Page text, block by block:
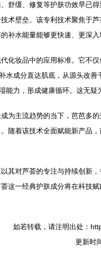
舒缓、修复等护肤功效早已
术壁垒。该专利技术聚焦于
补水能量能够更快速、更深
化妆品中的应用标准。它不
水成分直达肌底，从源头改
能力，形成健康循环。这无
为主流趋势的当下，芭芭多
随着该技术全面赋能新产品
其对芦荟的专注与持续创新
这一经典护肤成分将在科技赋
如若转载，请注明出处：
更新时